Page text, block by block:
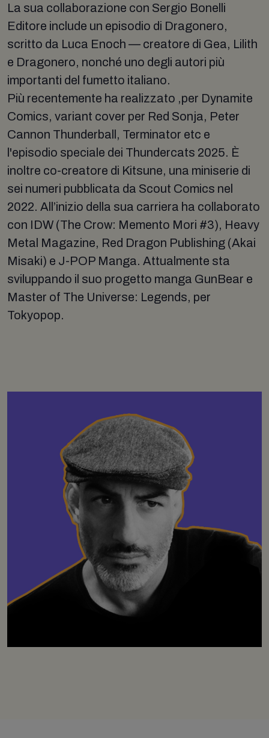
La sua collaborazione con Sergio Bonelli
Editore include un episodio di Dragonero,
scritto da Luca Enoch — creatore di Gea, Lilith
e Dragonero, nonché uno degli autori più
importanti del fumetto italiano.
Più recentemente ha realizzato ,per Dynamite
Comics, variant cover per Red Sonja, Peter
Cannon Thunderball, Terminator etc e
l'episodio speciale dei Thundercats 2025. È
inoltre co-creatore di Kitsune, una miniserie di
sei numeri pubblicata da Scout Comics nel
2022. All’inizio della sua carriera ha collaborato
con IDW (The Crow: Memento Mori #3), Heavy
Metal Magazine, Red Dragon Publishing (Akai
Misaki) e J-POP Manga. Attualmente sta
sviluppando il suo progetto manga GunBear e
Master of The Universe: Legends, per
Tokyopop.